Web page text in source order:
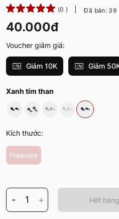
(0 ) Đã bán: 39
40.000đ
Voucher giảm giá:
Giảm 10K Giảm
Xanh tím than
Kích thước:
Freesize
- 1 + Hết hàng